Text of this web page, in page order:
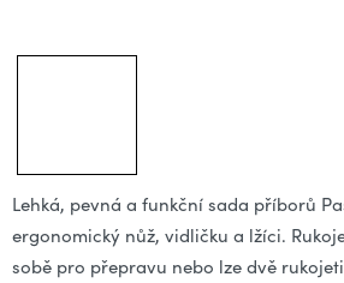
Lehká, pevná a funkční sada příborů
ergonomický nůž, vidličku a lžíci.
sobě pro přepravu nebo lze dvě